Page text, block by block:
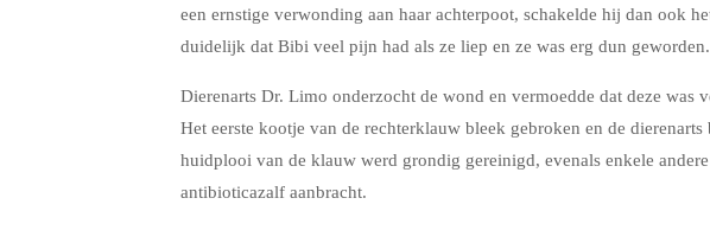
een ernstige verwonding aan haar achterpoot, schakelde hij dan ook
duidelijk dat Bibi veel pijn had als ze liep en ze was erg dun geworden.
Dierenarts Dr. Limo onderzocht de wond en vermoedde dat deze was
Het eerste kootje van de rechterklauw bleek gebroken en de
huidplooi van de klauw werd grondig gereinigd, evenals enkele
antibioticazalf aanbracht.